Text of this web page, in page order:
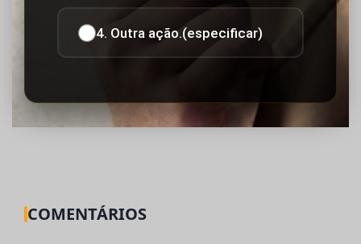
4. Outra ação.(especificar)
COMENTÁRIOS